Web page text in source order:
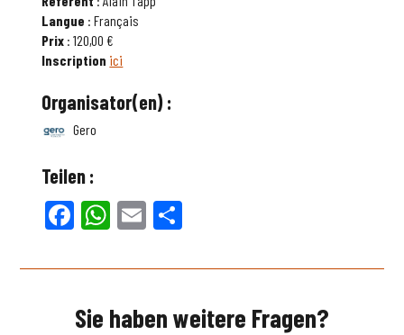
Langue : Français
Prix : 120,00 €
Inscription ici
Organisator(en) :
Gero
Teilen :
Facebook
WhatsApp
Email
Sie haben weitere Fragen?